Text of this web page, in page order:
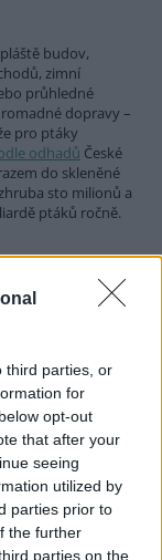
third parties, or
for
opt-out
that after your
seeing
utilized by
parties prior to
the further
parties on the
budov,
zimní
průhledné
dopravy –
pro ptáky
odhadů České
do skleněné
sto milionů a
ptáků ročně.
na žádné
Mezinárodní den
svaz ochránců
při této
vyhlašuje pro
soutěž
to, kdo během
druhů.